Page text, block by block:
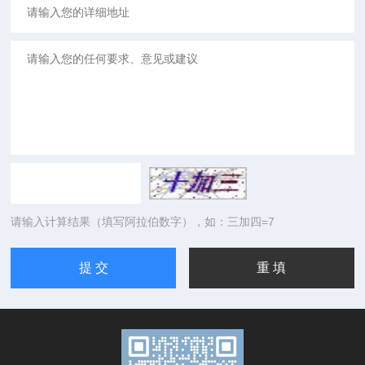
请输入计算结果（填写阿拉伯数字），如：三加四=7